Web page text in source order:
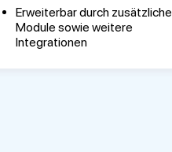
Erweiterbar durch zusätzliche
Module sowie weitere
Integrationen